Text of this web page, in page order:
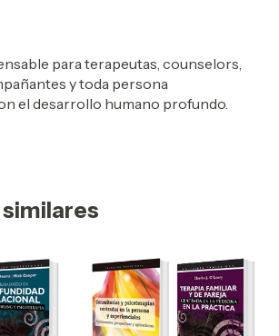
para terapeutas, counselors,
y toda persona
el desarrollo humano profundo.